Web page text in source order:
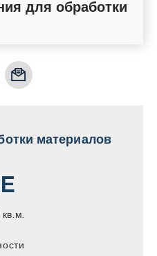
материалов
для обработки